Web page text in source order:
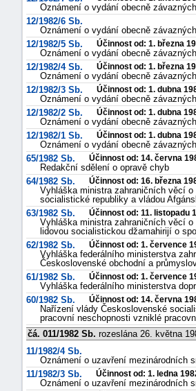
Oznámení o vydání obecně
12/1982/6 Sb.
Oznámení o vydání obecně
12/1982/5 Sb.
Účinnost od: 1. března
Oznámení o vydání obecně
12/1982/4 Sb.
Účinnost od: 1. března
Oznámení o vydání obecně
12/1982/3 Sb.
Účinnost od: 1. dubna
Oznámení o vydání obecně
12/1982/2 Sb.
Účinnost od: 1. dubna
Oznámení o vydání obecně
12/1982/1 Sb.
Účinnost od: 1. dubna
Oznámení o vydání obecně
65/1982 Sb.
Účinnost od: 14. června
Redakční sdělení o opravě chyb
64/1982 Sb.
Účinnost od: 16. března
Vyhláška ministra zahraničních věcí
socialistické republiky a vládou
63/1982 Sb.
Účinnost od: 11. listopadu
Vyhláška ministra zahraničních věcí
lidovou socialistickou džamahirijí o
62/1982 Sb.
Účinnost od: 1. července
Vyhláška federálního ministerstva
Československé obchodní a
61/1982 Sb.
Účinnost od: 1. července
Vyhláška federálního ministerstva
60/1982 Sb.
Účinnost od: 14. června
Nařízení vlády Československé
pracovní neschopnosti vzniklé
čá. 011/1982 Sb. rozeslána 26. května
11/1982/4 Sb.
Oznámení o uzavření mezinárodních
11/1982/3 Sb.
Účinnost od: 1. ledna
Oznámení o uzavření mezinárodních